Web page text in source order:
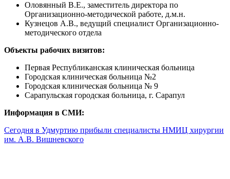
Оловянный В.Е., заместитель директора по
Организационно-методической работе, д.м.н.
Кузнецов А.В., ведущий специалист Организационно-
методического отдела
Объекты рабочих визитов:
Первая Республиканская клиническая больница
Городская клиническая больница №2
Городская клиническая больница № 9
Сарапульская городская больница, г. Сарапул
Информация в СМИ:
Сегодня в Удмуртию прибыли специалисты НМИЦ хирургии
им. А.В. Вишневского